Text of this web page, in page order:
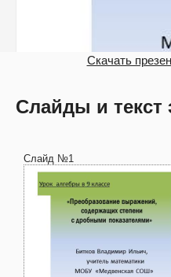
Скачать
Слайды и текст
Слайд №1